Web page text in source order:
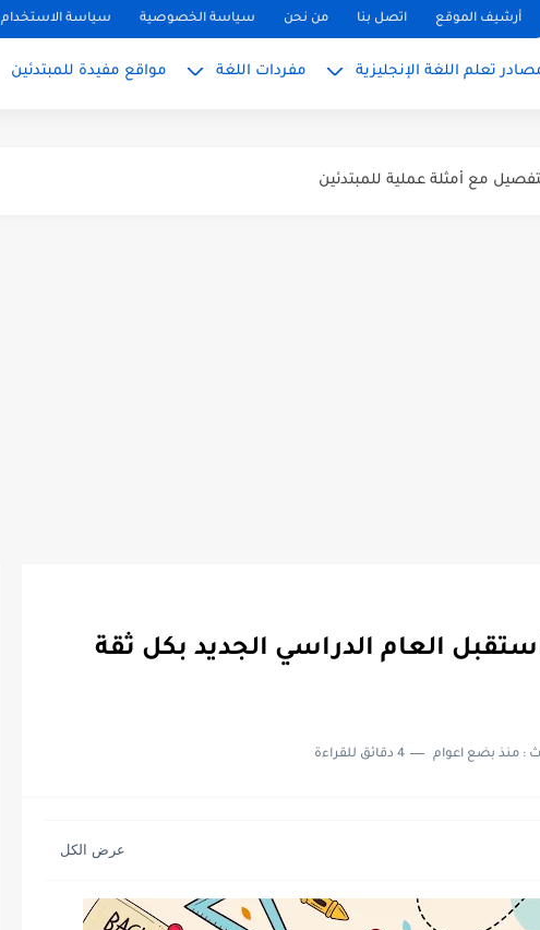
أرشيف الموقع اتصل بنا من نحن سياسة الخصوصية سياسة الاستخدام
تعلم اللغة الإنجليزية مفردات اللغة مواقع مفيدة للمبتدئين
العام الدراسي الجديد بكل ثقة
: منذ بضع اعوام 4 دقائق للقراءة